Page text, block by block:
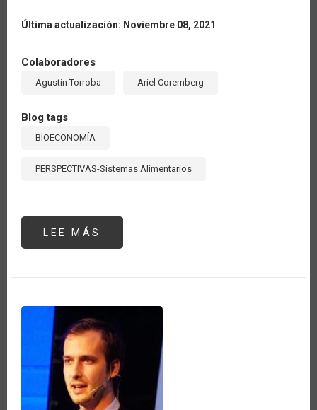
Última actualización: Noviembre 08, 2021
Colaboradores
Agustin Torroba Ariel Coremberg
Blog tags
BIOECONOMÍA
PERSPECTIVAS-Sistemas Alimentarios
LEE MÁS
IMPORTANCIA
EL
CASO
DE
LA
CUENTA
SATÉLITE
EN
URUGUAY